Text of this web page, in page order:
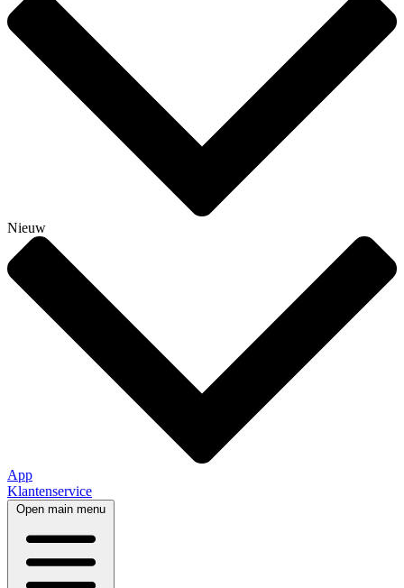
Nieuw
App
Klantenservice
Open main menu